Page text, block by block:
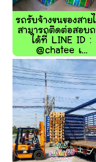
รถรับจ้างขนของสาย
สามารถติดต่อสอบ
ได้ที่ LINE ID :
@chatee เ...